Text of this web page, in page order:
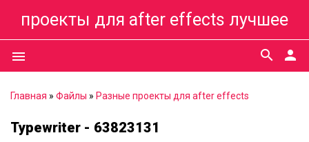
проекты для after effects лучшее
menu person
search
Главная » Файлы » Разные проекты для after effects
Typewriter - 63823131